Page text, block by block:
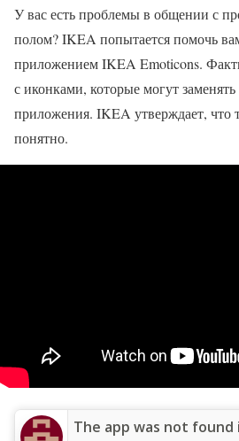
У вас есть проблемы в общении с
полом? IKEA попытается помочь
приложением IKEA Emoticons.
с иконками, которые могут
приложения. IKEA утверждает, что
понятно.
The app was not